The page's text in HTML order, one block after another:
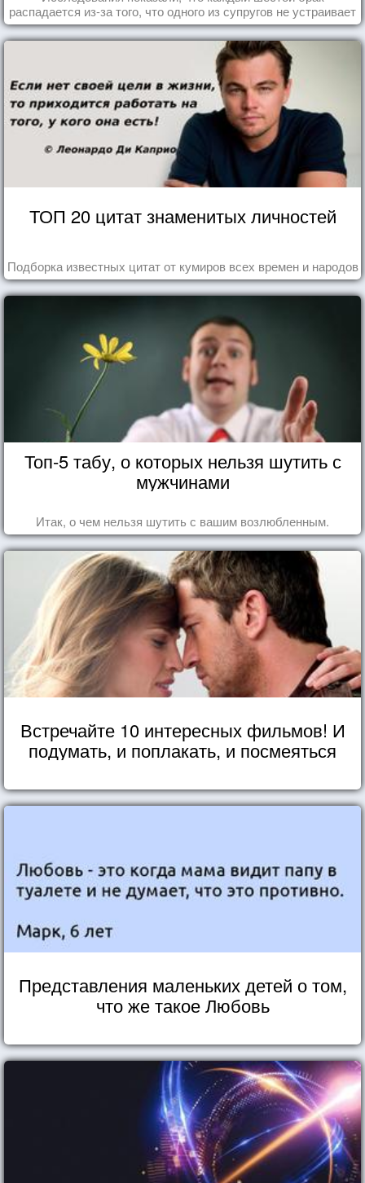
распадается из-за того, что одного из супругов не устраивает
та роль, которая выпала ему в семье.
ТОП 20 цитат знаменитых личностей
Подборка известных цитат от кумиров всех времен и народов
Топ-5 табу, о которых нельзя шутить с
мужчинами
Итак, о чем нельзя шутить с вашим возлюбленным.
Встречайте 10 интересных фильмов! И
подумать, и поплакать, и посмеяться
Представления маленьких детей о том,
что же такое Любовь